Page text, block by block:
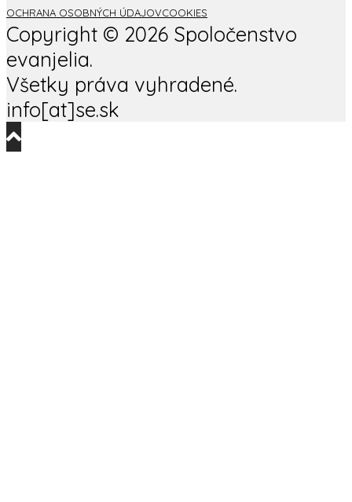
OCHRANA OSOBNÝCH ÚDAJOVCOOKIES
Copyright © 2026 Spoločenstvo
evanjelia.
Všetky práva vyhradené.
info[at]se.sk